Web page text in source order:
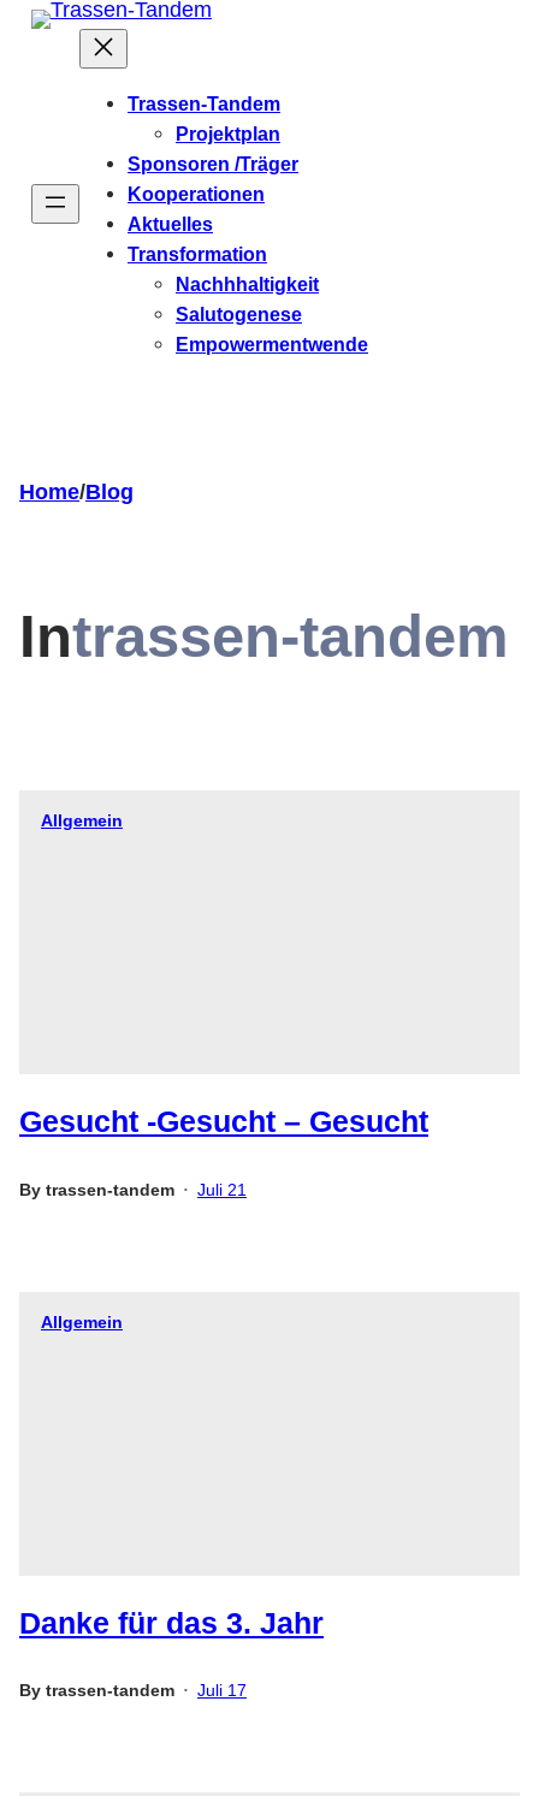
Zum
Trassen-Tandem
Projektplan
Sponsoren /Träger
Kooperationen
Aktuelles
Transformation
Nachhhaltigkeit
Salutogenese
Empowermentwende
Home/Blog
Intrassen-tandem
Allgemein
Gesucht -Gesucht – Gesucht
By trassen-tandem • Juli 21
Allgemein
Danke für das 3. Jahr
By trassen-tandem • Juli 17